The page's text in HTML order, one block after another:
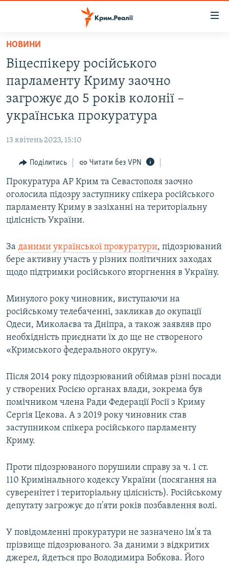
Перейти
основного
матеріалу
Перейти
до
основної
Перейти
пошуку
ВОДА.КРИМ
ВІДЕО ТА ФОТО
ПОЛІТИКА
ІНТЕРВ'Ю
ВСЕ ЗА ДЕНЬ
СПЕЦПРОЕКТИ
ДЕПОРТАЦІЯ
СВІДЧЕННЯ ОКУПАЦІЇ
УКРАЇНСЬКА ПРОБЛЕМА КРИМУ
ЯК ОБІЙТИ БЛОКУВАННЯ
Русский
Qırımtatar
Усі сайти RFE/RL
НОВИНИ
Віцеспікеру російського
парламенту Криму заочно
загрожує до 5 років колонії –
українська прокуратура
13 квітень 2023, 15:10
Поділитись Читати без VPN
Прокуратура АР Крим та Севастополя заочно
оголосила підозру заступнику спікера російського
парламенту Криму в зазіханні на територіальну
цілісність України.
За даними української прокуратури, підозрюваний
бере активну участь у різних політичних заходах
щодо підтримки російського вторгнення в Україну.
Минулого року чиновник, виступаючи на
російському телебаченні, закликав до окупації
Одеси, Миколаєва та Дніпра, а також заявляв про
необхідність приєднати їх до ще не створеного
«Кримського федерального округу».
Після 2014 року підозрюваний обіймав різні посади
у створених Росією органах влади, зокрема був
помічником члена Ради Федерації Росії з Криму
Сергія Цекова. А з 2019 року чиновник став
заступником спікера російського парламенту
Криму.
Проти підозрюваного порушили справу за ч. 1 ст.
110 Кримінального кодексу України (посягання на
суверенітет і територіальну цілісність). Російському
депутату загрожує до п'яти років позбавлення волі.
У повідомленні прокуратури не зазначено ім'я та
прізвище підозрюваного. За даними з відкритих
джерел, йдеться про Володимира Бобкова. Його